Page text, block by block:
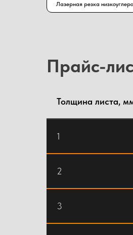
Лазерная резка
Прайс-
Толщина листа,
1
2
3